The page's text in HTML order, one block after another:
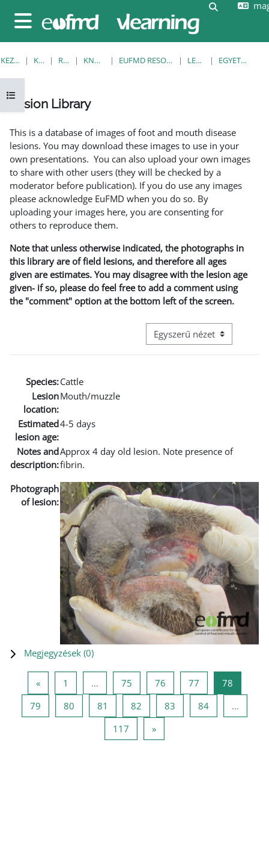
Oldalpanel
Keresési
Kurzusmutató megnyitása
KEZDŐOLDAL KURZUSOK RESOURCES KNOWLEDGE BANK EUFMD RESOURCES: CLINICAL DIAGNOSIS LESION LIBRARY EGYETLEN MEGTEKINTÉSE
Lesion Library
This is a database of images of foot and mouth disease
lesions. You may download these images to use in your
own presentations. You can also upload your own images
to share with other users (they will be checked by a
moderator before publication). If you do use any images
please acknowledge EuFMD when you do so. By
uploading your images here, you are consenting for
others to reproduce them.
Note that unless otherwise indicated, the photographs in
this library are of field lesions, and therefore all ages
given are estimates. You may disagree with the lesion age
given- if so, please do feel free to add a comment using
the "comment" option at the bottom left of the screen.
Harmadik szintű navigáció
Species:Cattle
Lesion
location:
Mouth/muzzle
Estimated
lesion age:
4-5 days
Notes and
description:
Approx 4 day old lesion. Note presence of
fibrin.
Photograph
of lesion:
Megjegyzések (0)
«Előző oldal
1 … 75 75 oldal
76 76 oldal
77 77 oldal
78
79 79 oldal
80 80 oldal
81 81 oldal
82 82 oldal
83 83 oldal
8484 oldal…
117 117 oldal
»Következő oldal